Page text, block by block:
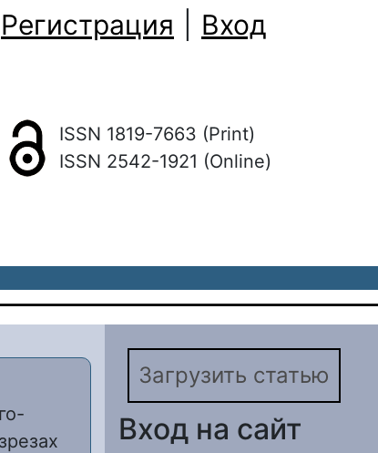
Регистрация Вход
ISSN 1819-7663 (Print)
ISSN 2542-1921 (Online)
Загрузить статью
Вход на сайт